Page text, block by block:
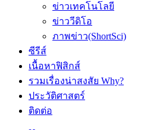
ข่าวเทคโนโลยี
ข่าววีดิโอ
ภาพข่าว(ShortSci)
ซีรีส์
เนื้อหาฟิสิกส์
รวมเรื่องน่าสงสัย Why?
ประวัติศาสตร์
ติดต่อ